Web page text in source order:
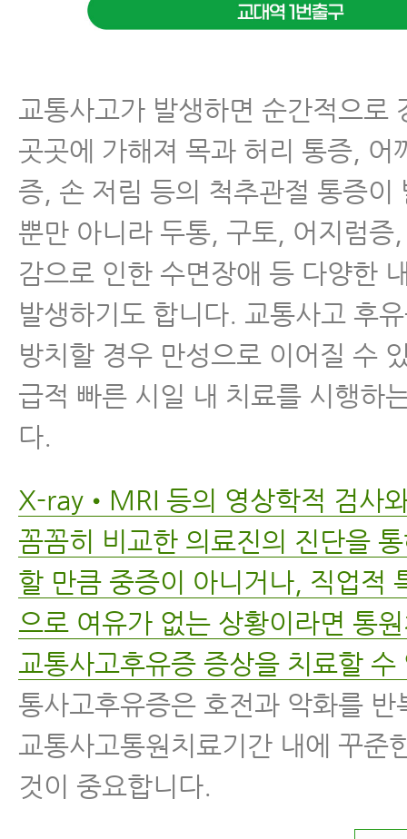
교통사고가 발생하면 순간적으로
곳곳에 가해져 목과 허리 통증, 어
증, 손 저림 등의 척추관절 통증이
뿐만 아니라 두통, 구토, 어지럼증
감으로 인한 수면장애 등 다양한
발생하기도 합니다. 교통사고 후
방치할 경우 만성으로 이어질 수
급적 빠른 시일 내 치료를 시행하
다.
X-ray•MRI 등의 영상학적 검사
꼼꼼히 비교한 의료진의 진단을
할 만큼 중증이 아니거나, 직업적
으로 여유가 없는 상황이라면 통
교통사고후유증 증상을 치료할 수
통사고후유증은 호전과 악화를 반
교통사고통원치료기간 내에 꾸준
것이 중요합니다.